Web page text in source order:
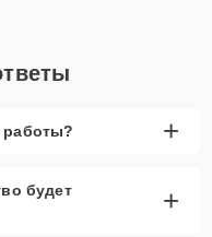
работы? +
будет
+